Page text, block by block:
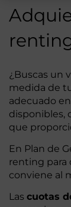
¿Buscas un
medida de
adecuado
disponibles,
que
En Plan de
renting para
conviene al
Las cuotas